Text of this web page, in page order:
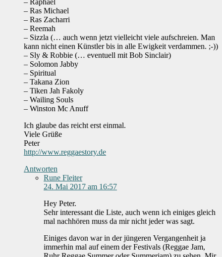
– Raphael
– Ras Michael
– Ras Zacharri
– Reemah
– Sizzla (… auch wenn jetzt vielleicht viele aufschreien. Man
kann nicht einen Künstler bis in alle Ewigkeit verdammen. ;-))
– Sly & Robbie (… eventuell mit Bob Sinclair)
– Solomon Jabby
– Spiritual
– Takana Zion
– Tiken Jah Fakoly
– Wailing Souls
– Winston Mc Anuff
Ich glaube das reicht erst einmal.
Viele Grüße
Peter
http://www.reggaestory.de
Antworten
Rune Fleiter
24. Mai 2017 am 16:57
Hey Peter.
Sehr interessant die Liste, auch wenn ich einiges gleich
mal nachhören muss da mir nicht jeder was sagt.
Einiges davon war in der jüngeren Vergangenheit ja
immerhin mal auf einem der Festivals (Reggae Jam,